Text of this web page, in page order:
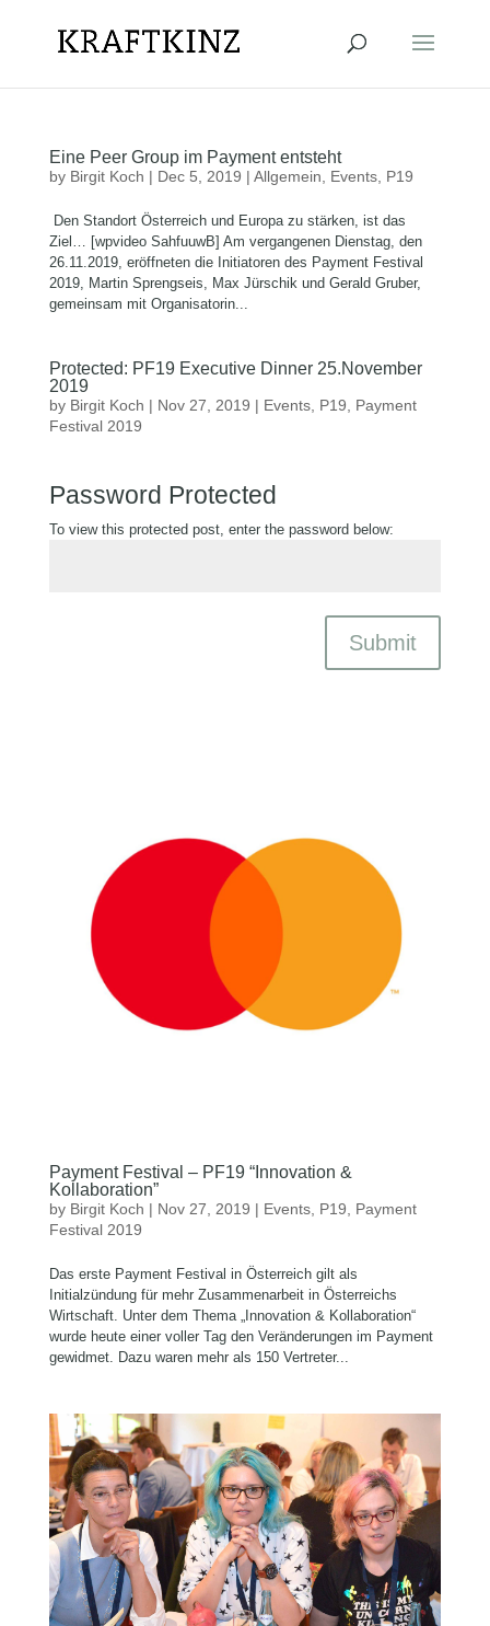
Eine Peer Group im Payment entsteht
by Birgit Koch | Dec 5, 2019 | Allgemein Events, P19
Den Standort Österreich und Europa zu stärken, ist das
Ziel… [wpvideo SahfuuwB] Am vergangenen Dienstag, den
26.11.2019, eröffneten die Initiatoren des Payment Festival
2019, Martin Sprengseis, Max Jürschik und Gerald Gruber,
gemeinsam mit Organisatorin...
Protected: PF19 Executive Dinner 25.November
2019
by Birgit Koch | Nov 27, 2019 | Events, P19
Payment
Festival 2019
Password Protected
To view this protected post, enter the password below:
Submit
Payment Festival – PF19 “Innovation &
Kollaboration”
by Birgit Koch | Nov 27, 2019 | Events, P19, Payment
Festival 2019
Das erste Payment Festival in Österreich gilt als
Initialzündung für mehr Zusammenarbeit in Österreichs
Wirtschaft. Unter dem Thema „Innovation & Kollaboration“
wurde heute einer voller Tag den Veränderungen im Payment
gewidmet. Dazu waren mehr als 150 Vertreter...